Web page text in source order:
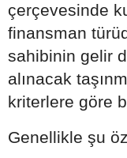
çerçevesinde
finansman
sahibinin gelir
alınacak
kriterlere göre
Genellikle şu